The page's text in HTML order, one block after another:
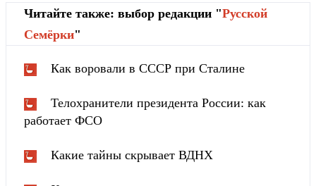
Читайте также: выбор редакции "Русской
Cемёрки"
Как воровали в СССР при Сталине
Телохранители президента России: как
работает ФСО
Какие тайны скрывает ВДНХ